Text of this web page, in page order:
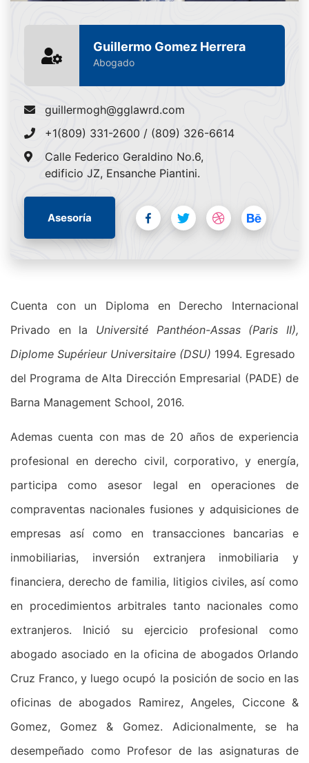
Guillermo Gomez Herrera
Abogado
guillermogh@gglawrd.com
+1(809) 331-2600 / (809) 326-6614
Calle Federico Geraldino No.6,
edificio JZ, Ensanche Piantini.
Asesoría
Cuenta con un Diploma en Derecho Internacional
Privado en la Université Panthéon-Assas (Paris II),
Diplome Supérieur Universitaire (DSU) 1994. Egresado
del Programa de Alta Dirección Empresarial (PADE) de
Barna Management School, 2016.
Ademas cuenta con mas de 20 años de experiencia
profesional en derecho civil, corporativo, y energía,
participa como asesor legal en operaciones de
compraventas nacionales fusiones y adquisiciones de
empresas así como en transacciones bancarias e
inmobiliarias, inversión extranjera inmobiliaria y
financiera, derecho de familia, litigios civiles, así como
en procedimientos arbitrales tanto nacionales como
extranjeros. Inició su ejercicio profesional como
abogado asociado en la oficina de abogados Orlando
Cruz Franco, y luego ocupó la posición de socio en las
oficinas de abogados Ramirez, Angeles, Ciccone &
Gomez, Gomez & Gomez. Adicionalmente, se ha
desempeñado como Profesor de las asignaturas de